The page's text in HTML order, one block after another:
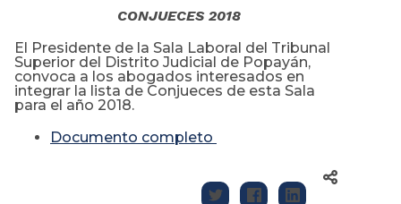
CONJUECES 2018
El Presidente de la Sala Laboral del Tribunal
Superior del Distrito Judicial de Popayán,
convoca a los abogados interesados en
integrar la lista de Conjueces de esta Sala
para el año 2018.
Documento completo